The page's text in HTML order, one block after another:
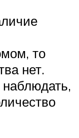
то
нет.